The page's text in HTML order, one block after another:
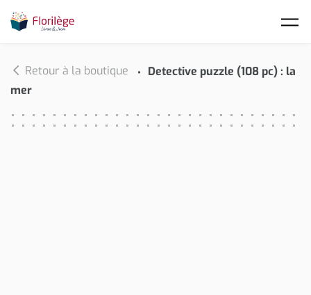
Retour à la boutique
Detective puzzle (108 pc) : la
mer